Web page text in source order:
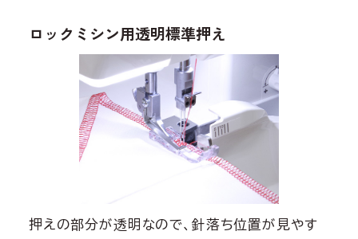
ロックミシン用透明標準押え
押えの部分が透明なので、針落ち位置が見やす